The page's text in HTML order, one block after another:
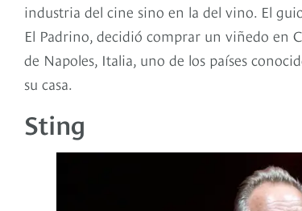
industria del cine sino en la del vino. El
El Padrino, decidió comprar un viñedo en
de Napoles, Italia, uno de los países
su casa.
Sting